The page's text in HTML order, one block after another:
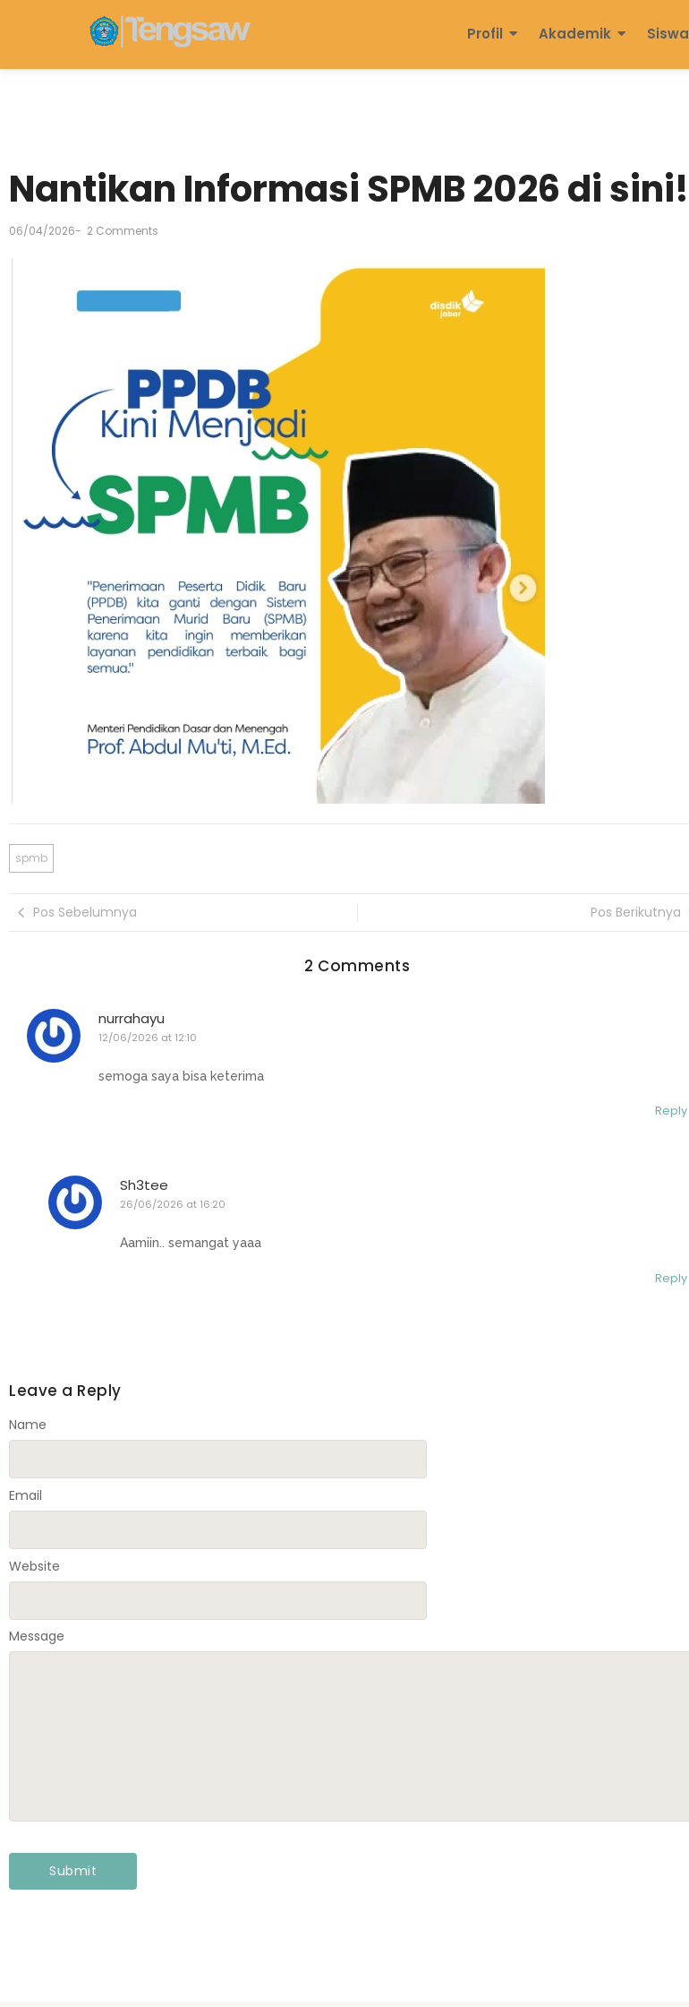
Profil Akademik Siswa
Nantikan Informasi SPMB 2026 di sini!
06/04/2026- 2 Comments
spmb
Pos Sebelumnya Pos Berikutnya
2 Comments
nurrahayu
12/06/2026 at 12:10
semoga saya bisa keterima
Reply
Sh3tee
26/06/2026 at 16:20
Aamiin.. semangat yaaa
Reply
Leave a Reply
Message
Name
Email
Website